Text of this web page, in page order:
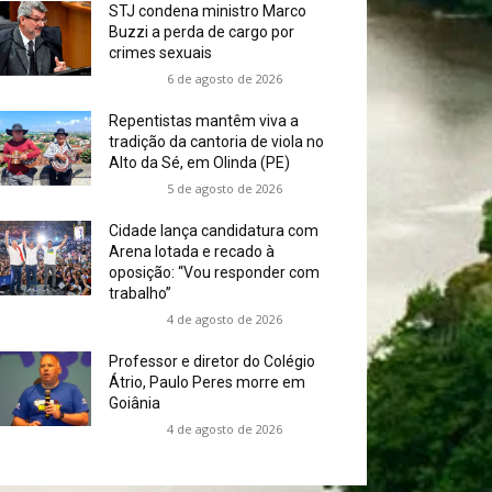
STJ condena ministro Marco
Buzzi a perda de cargo por
crimes sexuais
6 de agosto de 2026
Repentistas mantêm viva a
tradição da cantoria de viola no
Alto da Sé, em Olinda (PE)
5 de agosto de 2026
Cidade lança candidatura com
Arena lotada e recado à
oposição: “Vou responder com
trabalho”
4 de agosto de 2026
Professor e diretor do Colégio
Átrio, Paulo Peres morre em
Goiânia
4 de agosto de 2026